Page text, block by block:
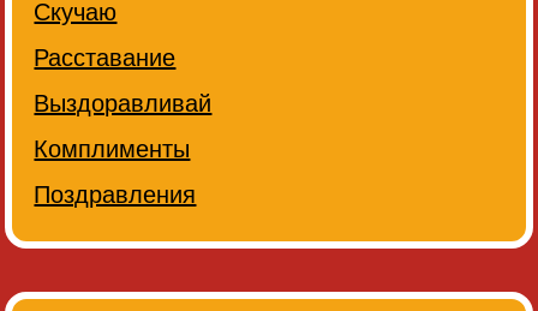
Скучаю
Расставание
Выздоравливай
Комплименты
Поздравления